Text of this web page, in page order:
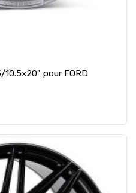
10.5x20" pour FORD